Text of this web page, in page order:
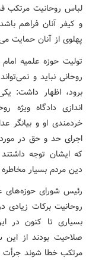
لباس روحانیت مرتکب
و کیفر آنان فراهم
پهلوی از آنان حمایت
تولیت حوزه علمیه
روحانی نباید و
برود، اظهار داشت:
اندازی دادگاه ویژه
خردمندی او و
اجرای حد و حق در
که ایشان توجه
دین مردم بسیار
رئیس شورای حوزه‌های
روحانیت برکات زیادی
بسیاری تا کنون در
صلاحیت بودند از
مرتکب خطا شوند جرأت